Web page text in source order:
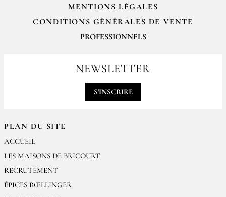
PLAN DU SITE
ACCUEIL
LES MAISONS DE BRICOURT
RECRUTEMENT
ÉPICES RŒLLINGER
MENTIONS LÉGALES
CONDITIONS GÉNÉRALES DE VENTE
PROFESSIONNELS
contact@epices-roellinger.comNEWSLETTER
S'INSCRIRE